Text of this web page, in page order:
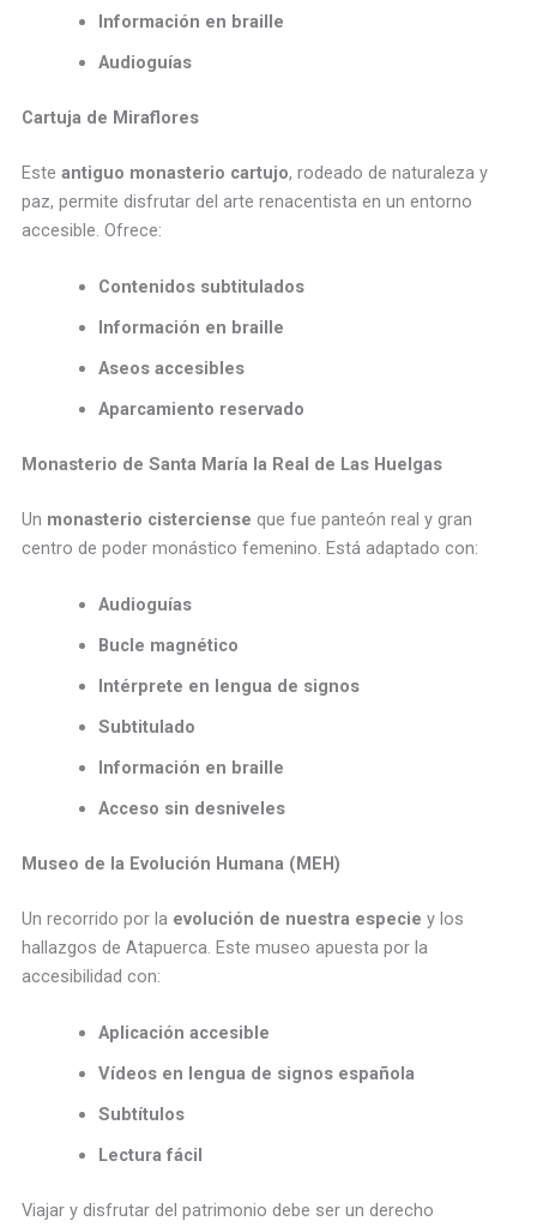
Información en braille
Audioguías
Cartuja de Miraflores
Este antiguo monasterio cartujo, rodeado de naturaleza y
paz, permite disfrutar del arte renacentista en un entorno
accesible. Ofrece:
Contenidos subtitulados
Información en braille
Aseos accesibles
Aparcamiento reservado
Monasterio de Santa María la Real de Las Huelgas
Un monasterio cisterciense que fue panteón real y gran
centro de poder monástico femenino. Está adaptado con:
Audioguías
Bucle magnético
Intérprete en lengua de signos
Subtitulado
Información en braille
Acceso sin desniveles
Museo de la Evolución Humana (MEH)
Un recorrido por la evolución de nuestra especie y los
hallazgos de Atapuerca. Este museo apuesta por la
accesibilidad con:
Aplicación accesible
Vídeos en lengua de signos española
Subtítulos
Lectura fácil
Viajar y disfrutar del patrimonio debe ser un derecho